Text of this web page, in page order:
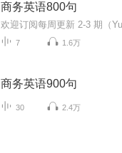
商务英语800句
7 1.6万
商务英语900句
30 2.4万